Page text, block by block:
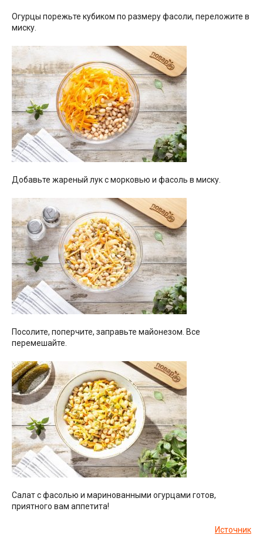
Огурцы порежьте кубиком по размеру фасоли, переложите в
миску.
Добавьте жареный лук с морковью и фасоль в миску.
Посолите, поперчите, заправьте майонезом. Все
перемешайте.
Cалат с фасолью и маринованными огурцами готов,
приятного вам аппетита!
Источник